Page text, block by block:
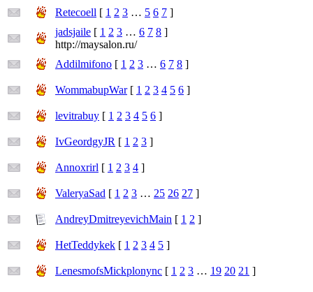
Retecoell [ 1 2 3 … 5 6 7 ]
jadsjaile [ 1 2 3 … 6 7 8 ]
http://maysalon.ru/
Addilmifono [ 1 2 3 … 6 7 8 ]
WommabupWar [ 1 2 3 4 5 6 ]
levitrabuy [ 1 2 3 4 5 6 ]
IvGeordgyJR [ 1 2 3 ]
Annoxrirl [ 1 2 3 4 ]
ValeryaSad [ 1 2 3 … 25 26 27 ]
AndreyDmitreyevichMain [ 1 2 ]
HetTeddykek [ 1 2 3 4 5 ]
LenesmofsMickplonync [ 1 2 3 … 19 20 21 ]